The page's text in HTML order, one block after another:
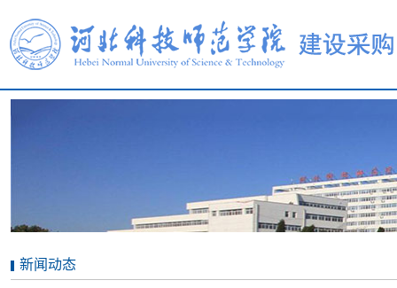
新闻动态